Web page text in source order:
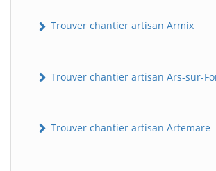
Trouver chantier artisan Armix
Trouver chantier artisan Ars-sur-
Trouver chantier artisan Artemare